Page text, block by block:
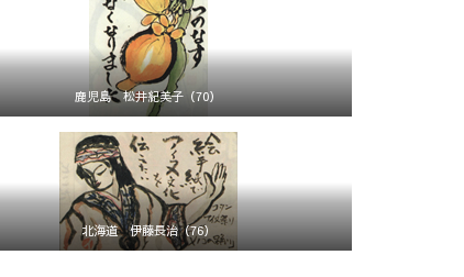
鹿児島 松井紀美子（70）
北海道 伊藤長治（76）